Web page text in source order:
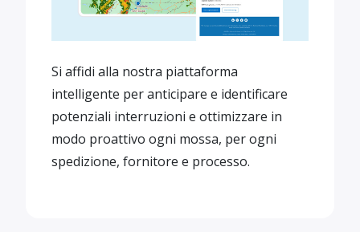
Si affidi alla nostra piattaforma
intelligente per anticipare e identificare
potenziali interruzioni e ottimizzare in
modo proattivo ogni mossa, per ogni
spedizione, fornitore e processo.